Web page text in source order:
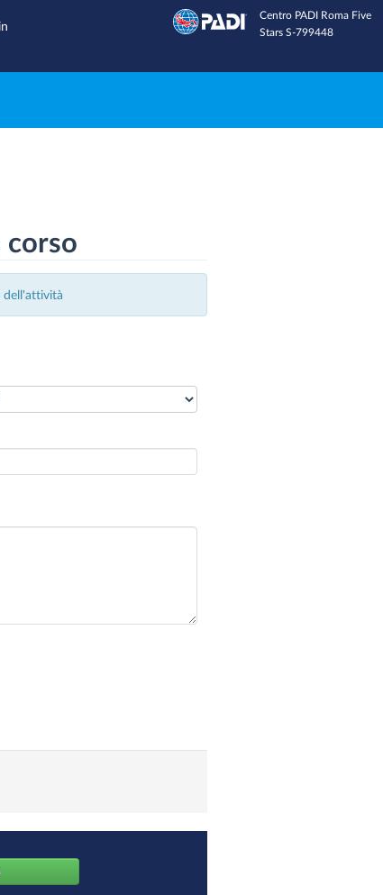
Centro PADI Roma Five
Stars S-799448
Inviaci una email
corso
dell'attività